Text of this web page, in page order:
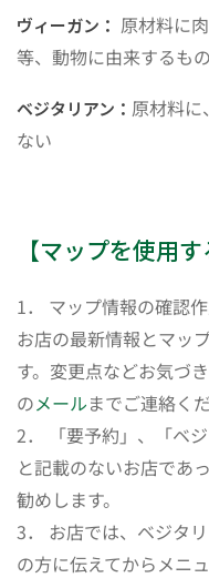
ヴィーガン： 原材料に
等、動物に由来するも
ベジタリアン： 原材料に
ない
【マップを使用
1． マップ情報の確認
お店の最新情報とマッ
す。変更点などお気づ
のメールまでご連絡く
2． 「要予約」、「ベ
と記載のないお店であ
勧めします。
3． お店では、ベジタ
の方に伝えてからメニ